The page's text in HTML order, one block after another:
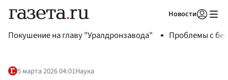
Новости
Покушение на главу "Уралдронзавода" Проблемы с
5 марта 2026 04:01Наука